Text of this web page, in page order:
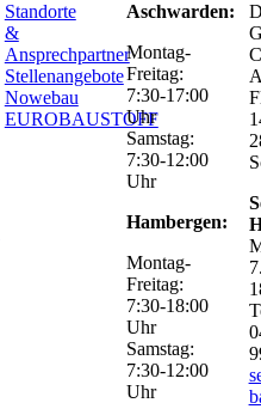
Standorte
&
Ansprechpartner
Stellenangebote
Nowebau
EUROBAUSTOFF
Aschwarden:
Montag-
Freitag:
7:30-17:00
Uhr
Samstag:
7:30-12:00
Uhr
Hambergen:
Montag-
Freitag:
7:30-18:00
Uhr
Samstag:
7:30-12:00
Uhr